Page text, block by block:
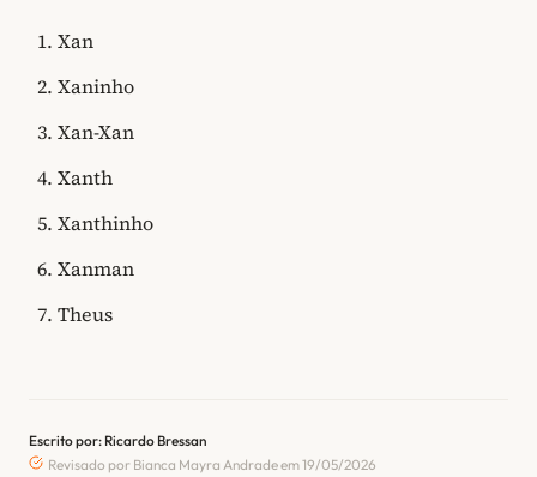
Xan
Xaninho
Xan-Xan
Xanth
Xanthinho
Xanman
Theus
Escrito por: Ricardo Bressan
Revisado por Bianca Mayra Andrade em 19/05/2026